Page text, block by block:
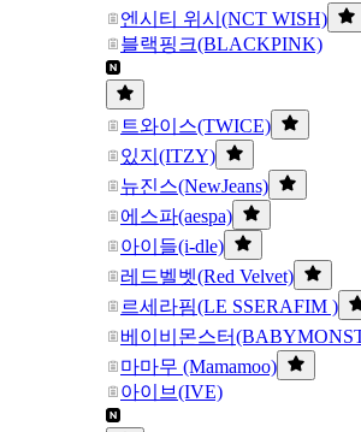
엔시티 위시(NCT WISH)
블랙핑크(BLACKPINK)
트와이스(TWICE)
있지(ITZY)
뉴진스(NewJeans)
에스파(aespa)
아이들(i-dle)
레드벨벳(Red Velvet)
르세라핌(LE SSERAFIM )
베이비몬스터
마마무 (Mamamoo)
아이브(IVE)